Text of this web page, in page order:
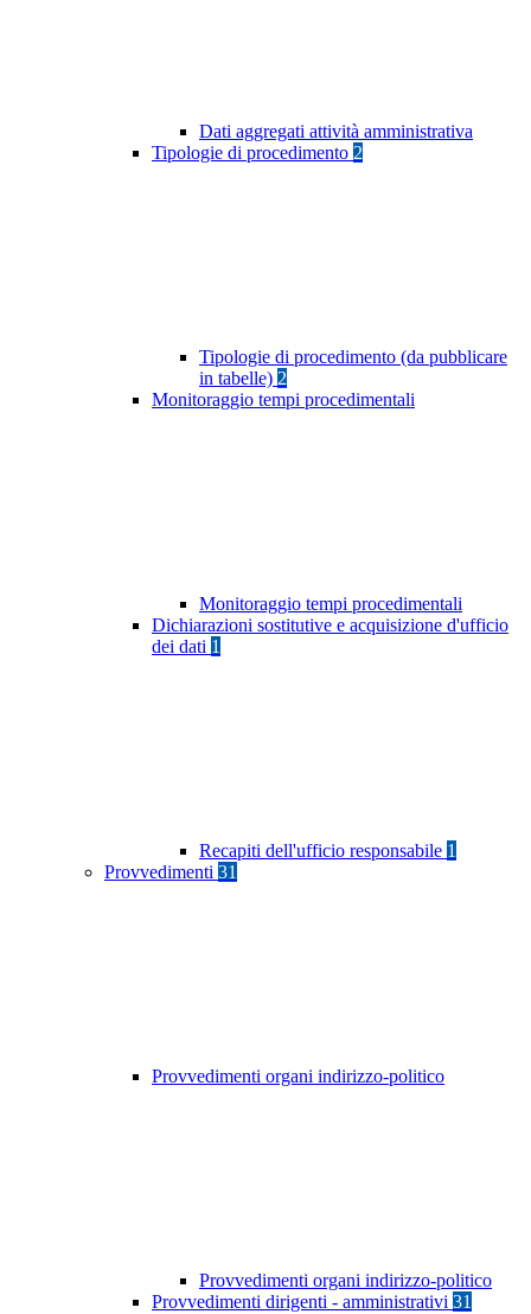
Dati aggregati attività amministrativa
Tipologie di procedimento 2
Tipologie di procedimento (da pubblicare
in tabelle) 2
Monitoraggio tempi procedimentali
Monitoraggio tempi procedimentali
Dichiarazioni sostitutive e acquisizione d'ufficio
dei dati 1
Recapiti dell'ufficio responsabile 1
Provvedimenti 31
Provvedimenti organi indirizzo-politico
Provvedimenti organi indirizzo-politico
Provvedimenti dirigenti - amministrativi 31